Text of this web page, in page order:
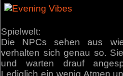
Spielwelt:
Die NPCs sehen aus
verhalten sich genau so.
und warten drauf
Lediglich ein wenig Atmen